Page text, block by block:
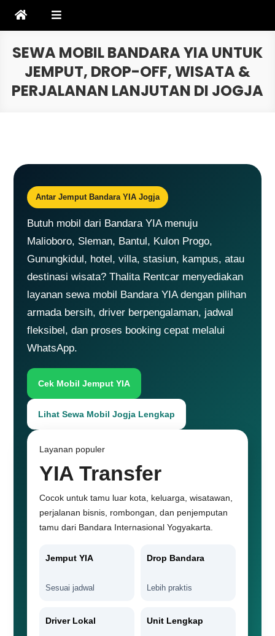
SEWA MOBIL BANDARA YIA UNTUK
JEMPUT, DROP-OFF, WISATA &
PERJALANAN LANJUTAN DI JOGJA
Antar Jemput Bandara YIA Jogja
Butuh mobil dari Bandara YIA menuju
Malioboro, Sleman, Bantul, Kulon Progo,
Gunungkidul, hotel, villa, stasiun, kampus, atau
destinasi wisata? Thalita Rentcar menyediakan
layanan sewa mobil Bandara YIA dengan pilihan
armada bersih, driver berpengalaman, jadwal
fleksibel, dan proses booking cepat melalui
WhatsApp.
Cek Mobil Jemput YIA
Lihat Sewa Mobil Jogja Lengkap
Layanan populer
YIA Transfer
Cocok untuk tamu luar kota, keluarga, wisatawan,
perjalanan bisnis, rombongan, dan penjemputan
tamu dari Bandara Internasional Yogyakarta.
Jemput YIA
Sesuai jadwal
Drop Bandara
Lebih praktis
Driver Lokal Unit Lengkap